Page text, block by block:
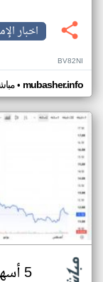
اخبار
BV82NI
• mubasher.info